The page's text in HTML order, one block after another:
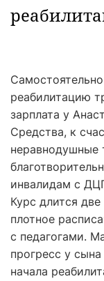
реабилитацию
зарплата у
Средства, к
неравнодушные
инвалидам с
Курс длится
плотное
с педагогами.
прогресс у
начала